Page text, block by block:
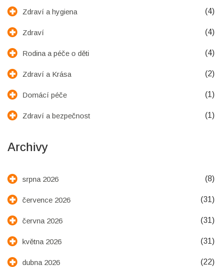
Zdraví a hygiena (4)
Zdraví (4)
Rodina a péče o děti (4)
Zdraví a Krása (2)
Domácí péče (1)
Zdraví a bezpečnost (1)
Archivy
srpna 2026 (8)
července 2026 (31)
června 2026 (31)
května 2026 (31)
dubna 2026 (22)